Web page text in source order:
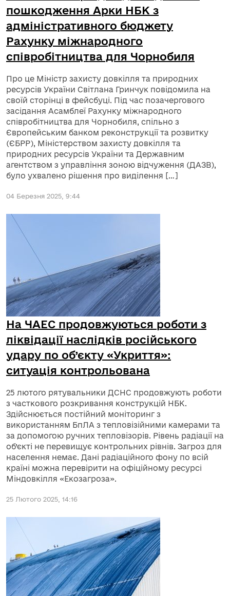
пошкодження Арки НБК з
адміністративного бюджету
Рахунку міжнародного
співробітництва для Чорнобиля
Про це Міністр захисту довкілля та природних
ресурсів України Світлана Гринчук повідомила на
своїй сторінці в фейсбуці. Під час позачергового
засідання Асамблеї Рахунку міжнародного
співробітництва для Чорнобиля, спільно з
Європейським банком реконструкції та розвитку
(ЄБРР), Міністерством захисту довкілля та
природних ресурсів України та Державним
агентством з управління зоною відчуження (ДАЗВ),
було ухвалено рішення про виділення […]
04 Березня 2025, 9:44
На ЧАЕС продовжуються роботи з
ліквідації наслідків російського
удару по об’єкту «Укриття»:
ситуація контрольована
25 лютого рятувальники ДСНС продовжують роботи
з часткового розкривання конструкцій НБК.
Здійснюється постійний моніторинг з
використанням БпЛА з тепловізійними камерами та
за допомогою ручних тепловізорів. Рівень радіації на
об’єкті не перевищує контрольних рівнів. Загроз для
населення немає. Дані радіаційного фону по всій
країні можна перевірити на офіційному ресурсі
Міндовкілля «Екозагроза».
25 Лютого 2025, 14:16